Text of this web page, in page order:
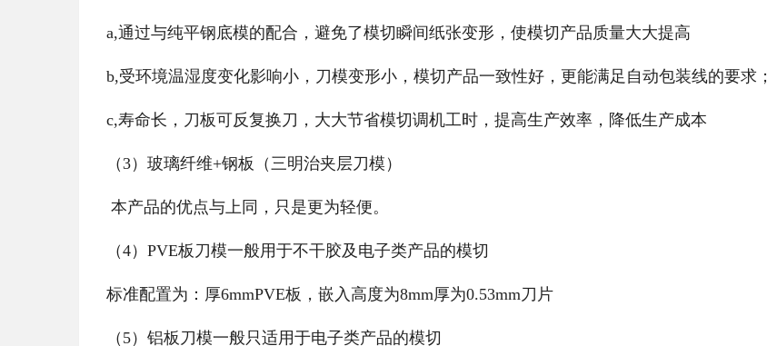
a,通过与纯平钢底模的配合，避免了模切瞬间纸张变形，使模切产品质量大大提高
b,受环境温湿度变化影响小，刀模变形小，模切产品一致性好，更能满足自动包装线的要求；
c,寿命长，刀板可反复换刀，大大节省模切调机工时，提高生产效率，降低生产成本
（3）玻璃纤维+钢板（三明治夹层刀模）
本产品的优点与上同，只是更为轻便。
（4）PVE板刀模一般用于不干胶及电子类产品的模切
标准配置为：厚6mmPVE板，嵌入高度为8mm厚为0.53mm刀片
（5）铝板刀模一般只适用于电子类产品的模切